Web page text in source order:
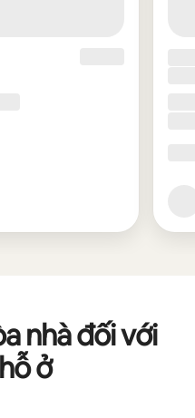
nhà đối với
ở